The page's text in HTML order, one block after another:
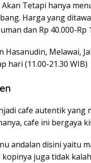
Akan Tetapi hanya
Harga yang
dan Rp 40.000-
Hasanudin, Melawai,
hari (11.00-21.30 WIB)
cafe autentik yang
cafe ini bergaya
andalan disini yaitu
kopinya juga tidak